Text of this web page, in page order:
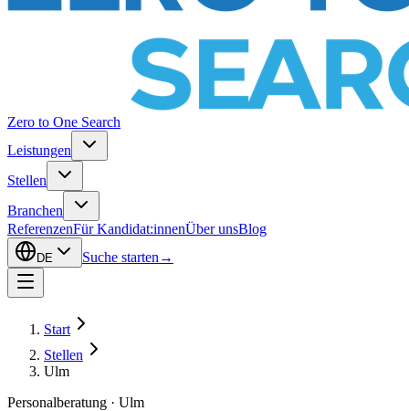
Zero to One Search
Leistungen
Stellen
Branchen
ReferenzenFür Kandidat:innenÜber unsBlog
DE Suche starten →
Start
Stellen
Ulm
Personalberatung · Ulm